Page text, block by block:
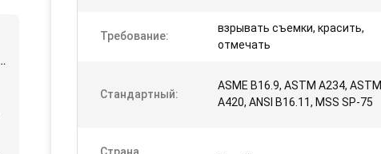
Требование:
взрывать съемки, красить,
отмечать
Стандартный:
ASME B16.9, ASTM A234, ASTM
A420, ANSI B16.11, MSS SP-75